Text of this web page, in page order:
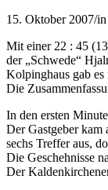
15. Oktober 2007/in
Mit einer 22 : 45
der „Schwede“
Kolpinghaus gab es
Die
In den ersten
Der Gastgeber kam
sechs Treffer aus,
Die Geschehnisse
Der